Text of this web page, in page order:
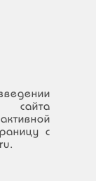
сайта
с